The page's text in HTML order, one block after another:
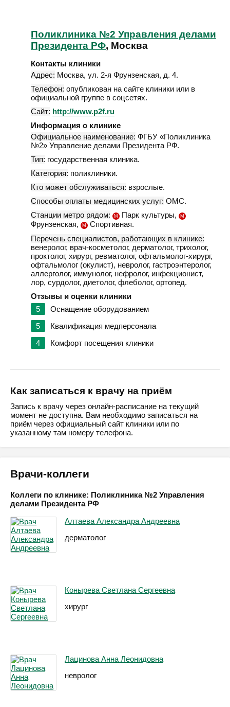
Поликлиника №2 Управления делами
Президента РФ, Москва
Контакты клиники
Адрес: Москва, ул. 2-я Фрунзенская, д. 4.
Телефон: опубликован на сайте клиники или в
официальной группе в соцсетях.
Сайт: http://www.p2f.ru
Информация о клинике
Официальное наименование: ФГБУ «Поликлиника
№2» Управление делами Президента РФ.
Тип: государственная клиника.
Категория: поликлиники.
Кто может обслуживаться: взрослые.
Способы оплаты медицинских услуг: ОМС.
Станции метро рядом:
М Парк культуры, М
Фрунзенская, М
Спортивная.
Перечень специалистов, работающих в клинике:
венеролог, врач-косметолог, дерматолог, трихолог,
проктолог, хирург, ревматолог, офтальмолог-хирург,
офтальмолог (окулист), невролог, гастроэнтеролог,
аллерголог, иммунолог, нефролог, инфекционист,
лор, сурдолог, диетолог, флеболог, ортопед.
Отзывы и оценки клиники
5
Оснащение оборудованием
5
Квалификация медперсонала
4
Комфорт посещения клиники
Как записаться к врачу на приём
Запись к врачу через онлайн-расписание на текущий
момент не доступна. Вам необходимо записаться на
приём через официальный сайт клиники или по
указанному там номеру телефона.
Врачи-коллеги
Коллеги по клинике: Поликлиника №2 Управления
делами Президента РФ
Алтаева Александра Андреевна
дерматолог
Конырева Светлана Сергеевна
хирург
Лацинова Анна Леонидовна
невролог